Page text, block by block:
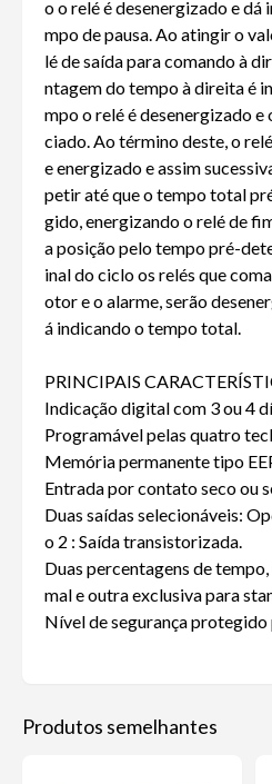
o o relé é desenergizado e
mpo de pausa. Ao atingir o
lé de saída para comando à
ntagem do tempo à direita é
mpo o relé é desenergizado e
ciado. Ao término deste, o
e energizado e assim
petir até que o tempo total
gido, energizando o relé de
a posição pelo tempo pré-
inal do ciclo os relés que
otor e o alarme, serão
á indicando o tempo total.
PRINCIPAIS
Indicação digital com 3 ou 4
Programável pelas quatro
Memória permanente tipo
Entrada por contato seco ou
Duas saídas selecionáveis:
o 2 : Saída transistorizada.
Duas percentagens de
mal e outra exclusiva para
Nível de segurança protegido
Produtos semelhantes